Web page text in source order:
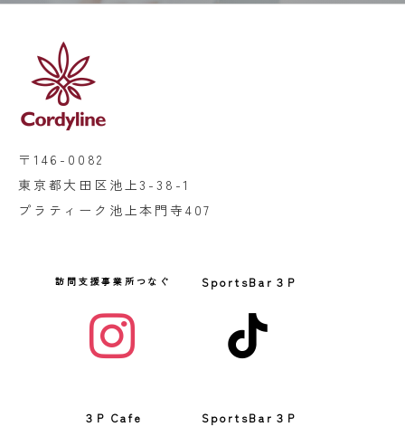
〒146-0082
東京都大田区池上3-38-1
プラティーク池上本門寺407